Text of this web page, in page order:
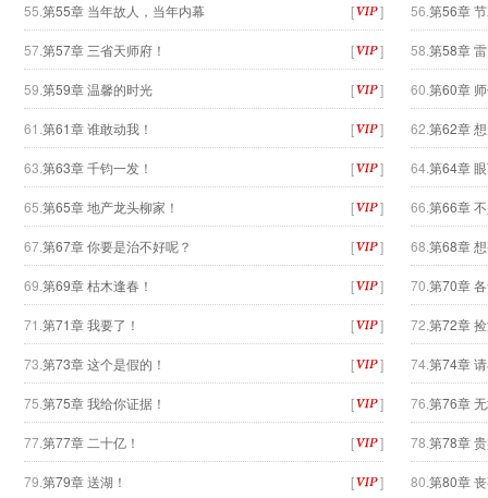
55. 第55章 当年故人，当年内幕 [ ] 56. 第56章
57.第57章 三省天师府！ [ ] 58. 第58章
59. 第59章 温馨的时光 [ ] 60. 第60章
61. 第61章 谁敢动我！ [ ] 62. 第62章
63. 第63章 千钧一发！ [ ] 64. 第64章
65. 第65章 地产龙头柳家！ [ ] 66. 第66章
67.第67章 你要是治不好呢？ [ ] 68. 第68章
69. 第69章 枯木逢春！ [ ] 70. 第70章
71. 第71章 我要了！ [ ] 72. 第72章
73. 第73章 这个是假的！ [ ] 74. 第74章
75. 第75章 我给你证据！ [ ] 76. 第76章
77.第77章 二十亿！ [ ] 78. 第78章
79. 第79章 送湖！ [ ] 80. 第80章